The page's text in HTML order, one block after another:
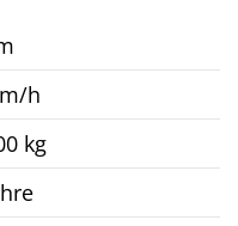
h
kg